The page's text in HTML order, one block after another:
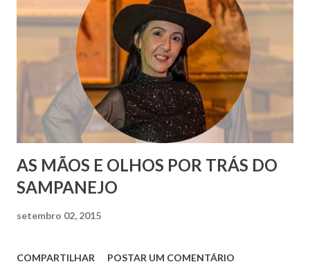
AS MÃOS E OLHOS POR TRÁS DO
SAMPANEJO
setembro 02, 2015
COMPARTILHAR
POSTAR UM COMENTÁRIO